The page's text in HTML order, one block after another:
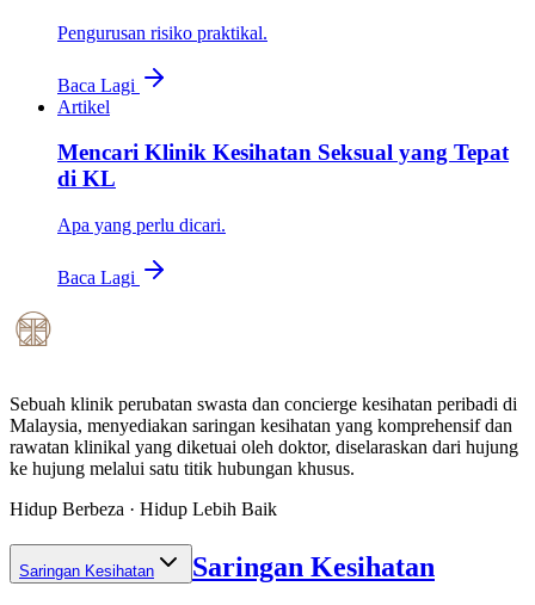
Pengurusan risiko praktikal.
Baca Lagi
Artikel
Mencari Klinik Kesihatan Seksual yang Tepat
di KL
Apa yang perlu dicari.
Baca Lagi
Sebuah klinik perubatan swasta dan concierge kesihatan peribadi di
Malaysia, menyediakan saringan kesihatan yang komprehensif dan
rawatan klinikal yang diketuai oleh doktor, diselaraskan dari hujung
ke hujung melalui satu titik hubungan khusus.
Hidup Berbeza · Hidup Lebih Baik
Saringan Kesihatan Saringan Kesihatan